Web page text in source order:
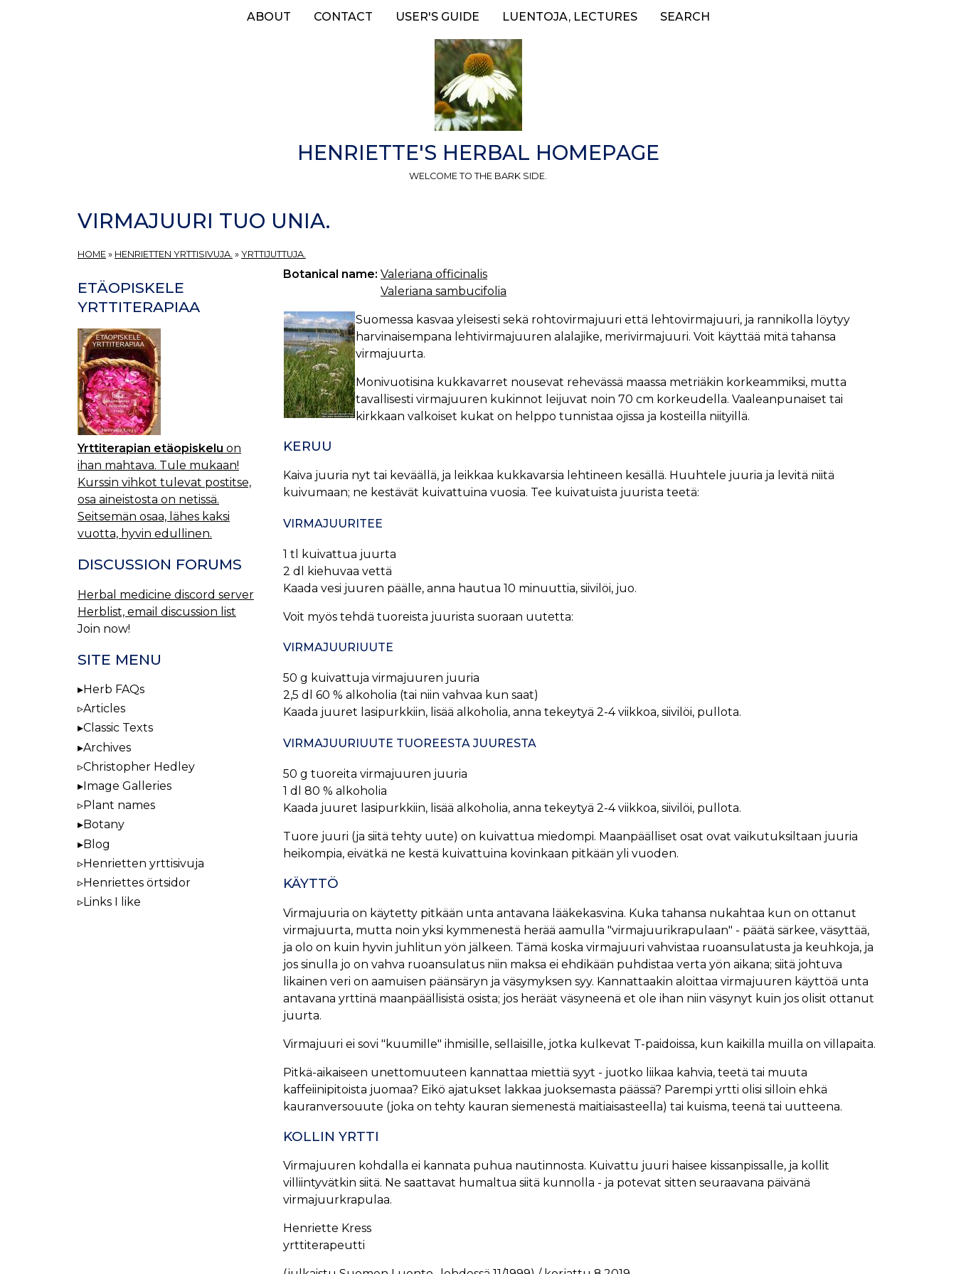
ABOUT CONTACT USER'S GUIDE LUENTOJA, LECTURES SEARCH
HENRIETTE'S HERBAL HOMEPAGE
WELCOME TO THE BARK SIDE.
VIRMAJUURI TUO UNIA.
HOME » HENRIETTEN YRTTISIVUJA. » YRTTIJUTTUJA.
Botanical name: Valeriana officinalis
Valeriana sambucifolia
Suomessa kasvaa yleisesti sekä rohtovirmajuuri että lehtovirmajuuri, ja rannikolla löytyy
harvinaisempana lehtivirmajuuren alalajike, merivirmajuuri. Voit käyttää mitä tahansa
virmajuurta.
Monivuotisina kukkavarret nousevat rehevässä maassa metriäkin korkeammiksi, mutta
tavallisesti virmajuuren kukinnot leijuvat noin 70 cm korkeudella. Vaaleanpunaiset tai
kirkkaan valkoiset kukat on helppo tunnistaa ojissa ja kosteilla niityillä.
KERUU
Kaiva juuria nyt tai keväällä, ja leikkaa kukkavarsia lehtineen kesällä. Huuhtele juuria ja levitä niitä
kuivumaan; ne kestävät kuivattuina vuosia. Tee kuivatuista juurista teetä:
VIRMAJUURITEE
1 tl kuivattua juurta
2 dl kiehuvaa vettä
Kaada vesi juuren päälle, anna hautua 10 minuuttia, siivilöi, juo.
Voit myös tehdä tuoreista juurista suoraan uutetta:
VIRMAJUURIUUTE
50 g kuivattuja virmajuuren juuria
2,5 dl 60 % alkoholia (tai niin vahvaa kun saat)
Kaada juuret lasipurkkiin, lisää alkoholia, anna tekeytyä 2-4 viikkoa, siivilöi, pullota.
VIRMAJUURIUUTE TUOREESTA JUURESTA
50 g tuoreita virmajuuren juuria
1 dl 80 % alkoholia
Kaada juuret lasipurkkiin, lisää alkoholia, anna tekeytyä 2-4 viikkoa, siivilöi, pullota.
Tuore juuri (ja siitä tehty uute) on kuivattua miedompi. Maanpäälliset osat ovat vaikutuksiltaan juuria
heikompia, eivätkä ne kestä kuivattuina kovinkaan pitkään yli vuoden.
KÄYTTÖ
Virmajuuria on käytetty pitkään unta antavana lääkekasvina. Kuka tahansa nukahtaa kun on ottanut
virmajuurta, mutta noin yksi kymmenestä herää aamulla "virmajuurikrapulaan" - päätä särkee, väsyttää,
ja olo on kuin hyvin juhlitun yön jälkeen. Tämä koska virmajuuri vahvistaa ruoansulatusta ja keuhkoja, ja
jos sinulla jo on vahva ruoansulatus niin maksa ei ehdikään puhdistaa verta yön aikana; siitä johtuva
likainen veri on aamuisen päänsäryn ja väsymyksen syy. Kannattaakin aloittaa virmajuuren käyttöä unta
antavana yrttinä maanpäällisistä osista; jos heräät väsyneenä et ole ihan niin väsynyt kuin jos olisit ottanut
juurta.
Virmajuuri ei sovi "kuumille" ihmisille, sellaisille, jotka kulkevat T-paidoissa, kun kaikilla muilla on villapaita.
Pitkä-aikaiseen unettomuuteen kannattaa miettiä syyt - juotko liikaa kahvia, teetä tai muuta
kaffeiinipitoista juomaa? Eikö ajatukset lakkaa juoksemasta päässä? Parempi yrtti olisi silloin ehkä
kauranversouute (joka on tehty kauran siemenestä maitiaisasteella) tai kuisma, teenä tai uutteena.
KOLLIN YRTTI
Virmajuuren kohdalla ei kannata puhua nautinnosta. Kuivattu juuri haisee kissanpissalle, ja kollit
villiintyvätkin siitä. Ne saattavat humaltua siitä kunnolla - ja potevat sitten seuraavana päivänä
virmajuurkrapulaa.
Henriette Kress
yrttiterapeutti
ETÄOPISKELE
YRTTITERAPIAA
Yrttiterapian etäopiskelu on
ihan mahtava. Tule mukaan!
Kurssin vihkot tulevat postitse,
osa aineistosta on netissä.
Seitsemän osaa, lähes kaksi
vuotta, hyvin edullinen.
DISCUSSION FORUMS
Herbal medicine discord server
Herblist, email discussion list
Join now!
SITE MENU
Herb FAQs
Articles
Classic Texts
Archives
Christopher Hedley
Image Galleries
Plant names
Botany
Blog
Henrietten yrttisivuja
Henriettes örtsidor
Links I like